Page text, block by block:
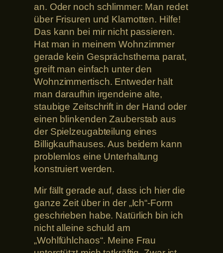
an. Oder noch schlimmer: Man redet
über Frisuren und Klamotten. Hilfe!
Das kann bei mir nicht passieren.
Hat man in meinem Wohnzimmer
gerade kein Gesprächsthema parat,
greift man einfach unter den
Wohnzimmertisch. Entweder hält
man daraufhin irgendeine alte,
staubige Zeitschrift in der Hand oder
einen blinkenden Zauberstab aus
der Spielzeugabteilung eines
Billigkaufhauses. Aus beidem kann
problemlos eine Unterhaltung
konstruiert werden.
Mir fällt gerade auf, dass ich hier die
ganze Zeit über in der „Ich“-Form
geschrieben habe. Natürlich bin ich
nicht alleine schuld am
„Wohlfühlchaos“. Meine Frau